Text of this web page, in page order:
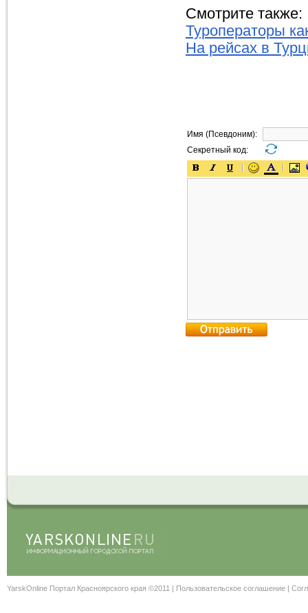
Смотрите также:
Туроператоры
На рейсах в
Имя (Псевдоним):
Секретный код:
YarskOnline Портал Красноярского края ©2011 | Пользовательское соглашение |